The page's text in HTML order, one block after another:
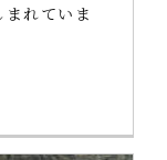
れていま